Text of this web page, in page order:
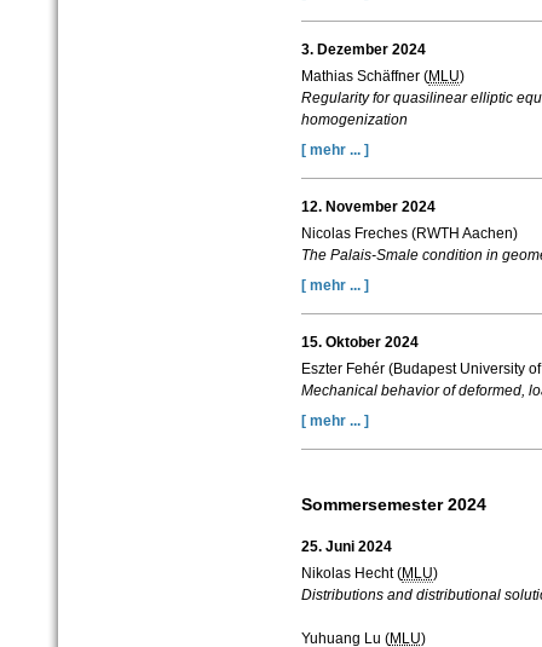
3. Dezember 2024
Mathias Schäffner (MLU)
Regularity for quasilinear elliptic
homogenization
[ mehr ... ]
12. November 2024
Nicolas Freches (RWTH Aachen)
The Palais-Smale condition in
[ mehr ... ]
15. Oktober 2024
Eszter Fehér (Budapest University
Mechanical behavior of deformed,
[ mehr ... ]
Sommersemester 2024
25. Juni 2024
Nikolas Hecht (MLU)
Distributions and distributional
Yuhuang Lu (MLU)